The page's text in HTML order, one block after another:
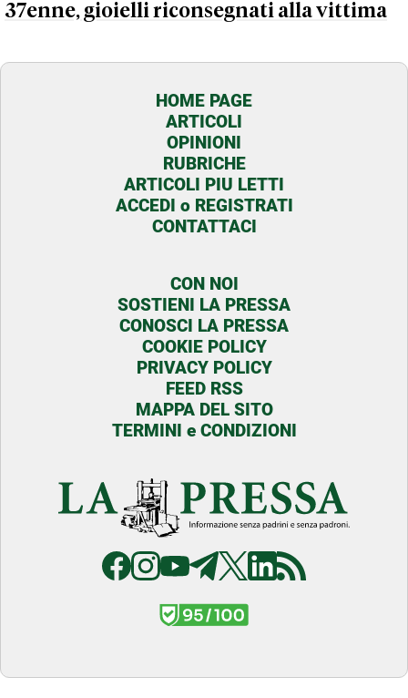
37enne, gioielli riconsegnati alla vittima
HOME PAGE
ARTICOLI
OPINIONI
RUBRICHE
ARTICOLI PIU LETTI
ACCEDI o REGISTRATI
CONTATTACI
CON NOI
SOSTIENI LA PRESSA
CONOSCI LA PRESSA
COOKIE POLICY
PRIVACY POLICY
FEED RSS
MAPPA DEL SITO
TERMINI e CONDIZIONI